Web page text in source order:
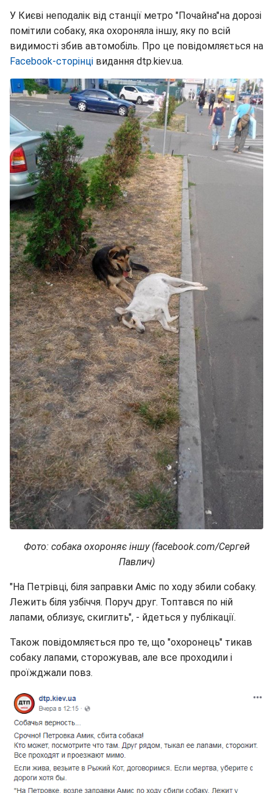
У Києві неподалік від станції метро "Почайна"на дорозі
помітили собаку, яка охороняла іншу, яку по всій
видимості збив автомобіль. Про це повідомляється на
Facebook-сторінці видання dtp.kiev.ua.
Фото: собака охороняє іншу (facebook.com/Сергей
Павлич)
"На Петрівці, біля заправки Аміс по ходу збили собаку.
Лежить біля узбіччя. Поруч друг. Топтався по ній
лапами, облизує, скиглить", - йдеться у публікації.
Також повідомляється про те, що "охоронець" тикав
собаку лапами, сторожував, але все проходили і
проїжджали повз.